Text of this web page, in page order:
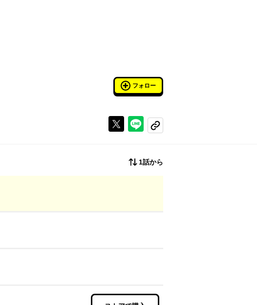
フォロー
Xで投稿するラインでシェアする
コピーする
1話から